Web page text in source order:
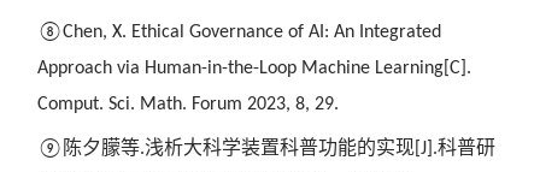
⑧Chen, X. Ethical Governance of AI: An Integrated
Approach via Human-in-the-Loop Machine Learning[C].
Comput. Sci. Math. Forum2023, 8, 29.
⑨ 陈夕朦等.浅析大科学装置科普功能的实现 [J].科普研